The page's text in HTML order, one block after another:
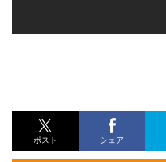
ポスト シェア